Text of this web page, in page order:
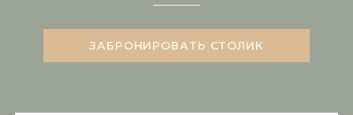
ЗАБРОНИРОВАТЬ СТОЛИК